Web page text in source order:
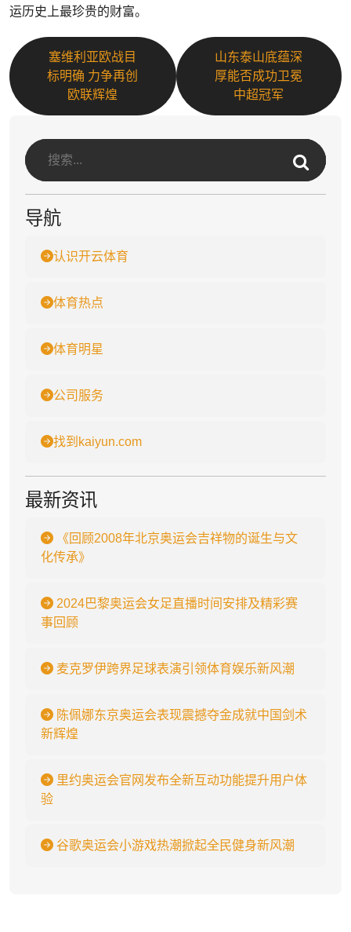
运历史上最珍贵的财富。
塞维利亚欧战目
标明确 力争再创
欧联辉煌
山东泰山底蕴深
厚能否成功卫冕
中超冠军
导航
认识开云体育
体育热点
体育明星
公司服务
找到kaiyun.com
最新资讯
《回顾2008年北京奥运会吉祥物的诞生与文
化传承》
2024巴黎奥运会女足直播时间安排及精彩赛
事回顾
麦克罗伊跨界足球表演引领体育娱乐新风潮
陈佩娜东京奥运会表现震撼夺金成就中国剑术
新辉煌
里约奥运会官网发布全新互动功能提升用户体
验
谷歌奥运会小游戏热潮掀起全民健身新风潮